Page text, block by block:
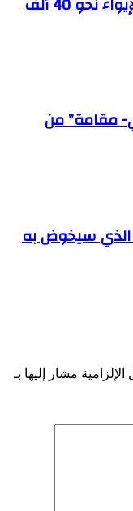
مقامة” من
الذي سيخوض به
الإلزامية مشار إليها بـ